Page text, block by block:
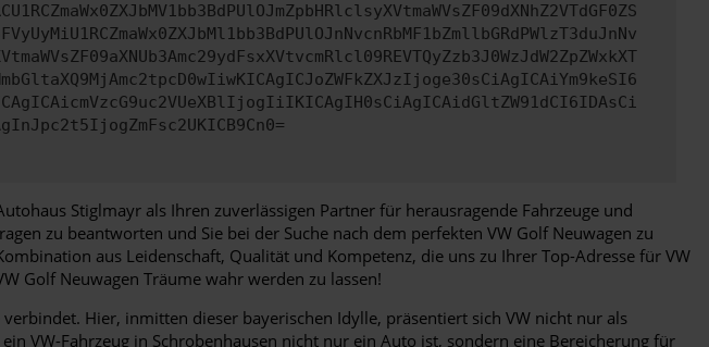
Stiglmayr als Ihren zuverlässigen Partner für herausragende Fahrzeuge und
zu beantworten und Sie bei der Suche nach dem perfekten VW Golf Neuwagen zu
aus Leidenschaft, Qualität und Kompetenz, die uns zu Ihrer Top-Adresse für VW
Golf Neuwagen Träume wahr werden zu lassen!
Hier, inmitten dieser bayerischen Idylle, präsentiert sich VW nicht nur als
VW-Fahrzeug in Schrobenhausen nicht nur ein Auto ist, sondern eine Bereicherung für